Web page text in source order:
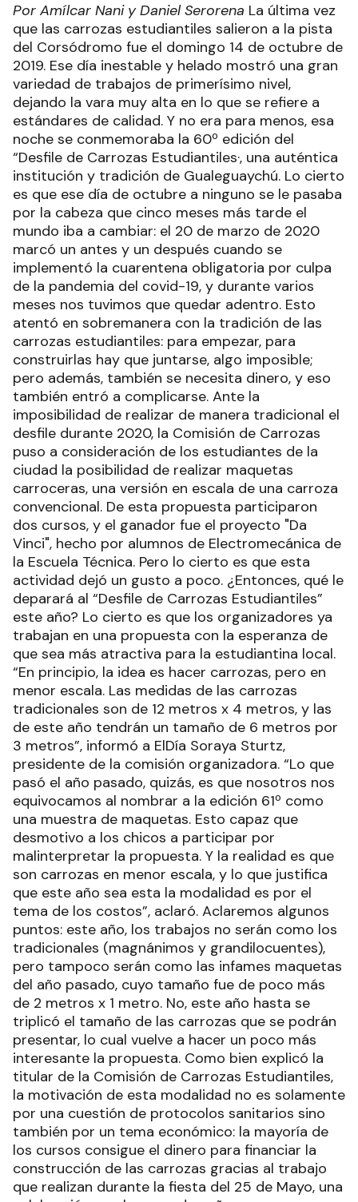
Por Amílcar Nani yDaniel Serorena La última vez
que las carrozas estudiantiles salieron a la pista
del Corsódromo fue el domingo 14 de octubre de
2019. Ese día inestable y helado mostró una gran
variedad de trabajos de primerísimo nivel,
dejando la vara muy alta en lo que se refiere a
estándares de calidad. Y no era para menos, esa
noche se conmemoraba la 60º edición del
“Desfile de Carrozas Estudiantiles·, una auténtica
institución y tradición de Gualeguaychú. Lo cierto
es que ese día de octubre a ninguno se le pasaba
por la cabeza que cinco meses más tarde el
mundo iba a cambiar: el 20 de marzo de 2020
marcó un antes y un después cuando se
implementó la cuarentena obligatoria por culpa
de la pandemia del covid-19, y durante varios
meses nos tuvimos que quedar adentro. Esto
atentó en sobremanera con la tradición de las
carrozas estudiantiles: para empezar, para
construirlas hay que juntarse, algo imposible;
pero además, también se necesita dinero, y eso
también entró a complicarse. Ante la
imposibilidad de realizar de manera tradicional el
desfile durante 2020, la Comisión de Carrozas
puso a consideración de los estudiantes de la
ciudad la posibilidad de realizar maquetas
carroceras, una versión en escala de una carroza
convencional. De esta propuesta participaron
dos cursos, y el ganador fue el proyecto "Da
Vinci", hecho por alumnos de Electromecánica de
la Escuela Técnica. Pero lo cierto es que esta
actividad dejó un gusto a poco. ¿Entonces, qué le
deparará al “Desfile de Carrozas Estudiantiles”
este año? Lo cierto es que los organizadores ya
trabajan en una propuesta con la esperanza de
que sea más atractiva para la estudiantina local.
“En principio, la idea es hacer carrozas, pero en
menor escala. Las medidas de las carrozas
tradicionales son de 12 metros x 4 metros, y las
de este año tendrán un tamaño de 6 metros por
3 metros”, informó a ElDía Soraya Sturtz,
presidente de la comisión organizadora. “Lo que
pasó el año pasado, quizás, es que nosotros nos
equivocamos al nombrar a la edición 61º como
una muestra de maquetas. Esto capaz que
desmotivo a los chicos a participar por
malinterpretar la propuesta. Y la realidad es que
son carrozas en menor escala, y lo que justifica
que este año sea esta la modalidad es por el
tema de los costos”, aclaró. Aclaremos algunos
puntos: este año, los trabajos no serán como los
tradicionales (magnánimos y grandilocuentes),
pero tampoco serán como las infames maquetas
del año pasado, cuyo tamaño fue de poco más
de 2 metros x 1 metro. No, este año hasta se
triplicó el tamaño de las carrozas que se podrán
presentar, lo cual vuelve a hacer un poco más
interesante la propuesta. Como bien explicó la
titular de la Comisión de Carrozas Estudiantiles,
la motivación de esta modalidad no es solamente
por una cuestión de protocolos sanitarios sino
también por un tema económico: la mayoría de
los cursos consigue el dinero para financiar la
construcción de las carrozas gracias al trabajo
que realizan durante la fiesta del 25 de Mayo, una